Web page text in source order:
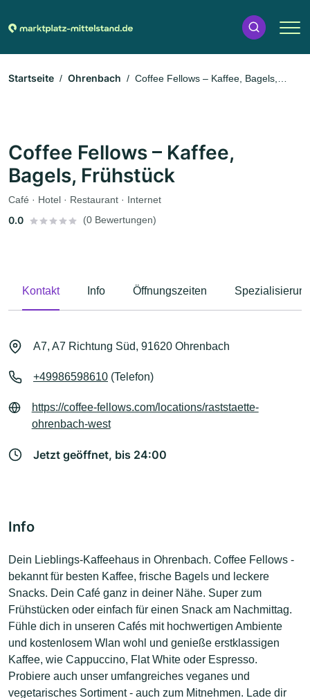
Startseite Ohrenbach
Coffee Fellows – Kaffee, Bagels,
Coffee Fellows – Kaffee,
Bagels, Frühstück
Café · Hotel · Restaurant · Internet
0.0 (0 Bewertungen)
Kontakt Info Öffnungszeiten
A7, A7 Richtung Süd, 91620 Ohrenbach
+49986598610 (Telefon)
https://coffee-fellows.com/locations/raststaette-
ohrenbach-west
Jetzt geöffnet, bis 24:00
Info
Dein Lieblings-Kaffeehaus in Ohrenbach. Coffee Fellows -
bekannt für besten Kaffee, frische Bagels und leckere
Snacks. Dein Café ganz in deiner Nähe. Super zum
Frühstücken oder einfach für einen Snack am Nachmittag.
Fühle dich in unseren Cafés mit hochwertigen Ambiente
und kostenlosem Wlan wohl und genieße erstklassigen
Kaffee, wie Cappuccino, Flat White oder Espresso.
Probiere auch unser umfangreiches veganes und
vegetarisches Sortiment - auch zum Mitnehmen. Lade dir